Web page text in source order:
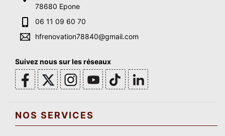
78680 Epone
06 11 09 60 70
hfrenovation78840@gmail.com
Suivez nous sur les réseaux
NOS SERVICES